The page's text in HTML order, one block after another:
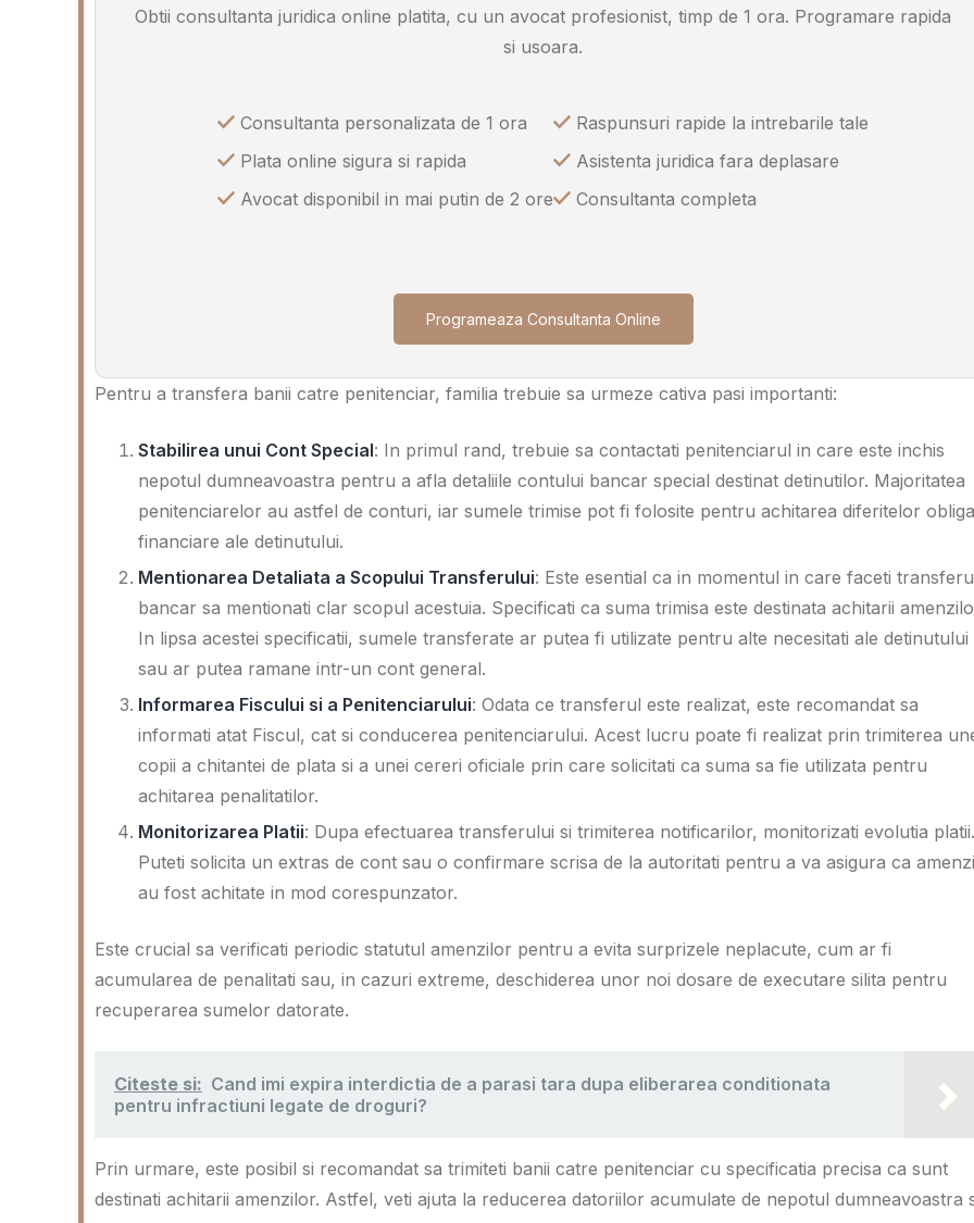
Obtii consultanta juridica online platita, cu un avocat profesionist, timp de 1 ora. Programare rapida
si usoara.
Consultanta personalizata de 1 ora
Plata online sigura si rapida
Avocat disponibil in mai putin de 2 ore
Raspunsuri rapide la intrebarile tale
Asistenta juridica fara deplasare
Consultanta completa
Programeaza Consultanta Online
Pentru a transfera banii catre penitenciar, familia trebuie sa urmeze cativa pasi importanti:
Stabilirea unui Cont Special: In primul rand, trebuie sa contactati penitenciarul in care este inchis
nepotul dumneavoastra pentru a afla detaliile contului bancar special destinat detinutilor. Majoritatea
penitenciarelor au astfel de conturi, iar sumele trimise pot fi folosite pentru achitarea diferitelor
financiare ale detinutului.
Mentionarea Detaliata a Scopului Transferului: Este esential ca in momentul in care faceti
bancar sa mentionati clar scopul acestuia. Specificati ca suma trimisa este destinata achitarii
In lipsa acestei specificatii, sumele transferate ar putea fi utilizate pentru alte necesitati ale detinutului
sau ar putea ramane intr-un cont general.
Informarea Fiscului si a Penitenciarului: Odata ce transferul este realizat, este recomandat sa
informati atat Fiscul, cat si conducerea penitenciarului. Acest lucru poate fi realizat prin trimiterea
copii a chitantei de plata si a unei cereri oficiale prin care solicitati ca suma sa fie utilizata pentru
achitarea penalitatilor.
Monitorizarea Platii: Dupa efectuarea transferului si trimiterea notificarilor, monitorizati evolutia platii.
Puteti solicita un extras de cont sau o confirmare scrisa de la autoritati pentru a va asigura ca
au fost achitate in mod corespunzator.
Este crucial sa verificati periodic statutul amenzilor pentru a evita surprizele neplacute, cum ar fi
acumularea de penalitati sau, in cazuri extreme, deschiderea unor noi dosare de executare silita pentru
recuperarea sumelor datorate.
Citeste si: Cand imi expira interdictia de a parasi tara dupa eliberarea conditionata
pentru infractiuni legate de droguri?
Prin urmare, este posibil si recomandat sa trimiteti banii catre penitenciar cu specificatia precisa ca sunt
destinati achitarii amenzilor. Astfel, veti ajuta la reducerea datoriilor acumulate de nepotul dumneavoastra